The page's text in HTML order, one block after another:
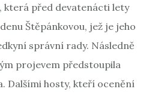
která před devatenácti lety
Štěpánkovou, jež je jeho
správní rady. Následně
projevem předstoupila
Dalšími hosty, kteří ocenění